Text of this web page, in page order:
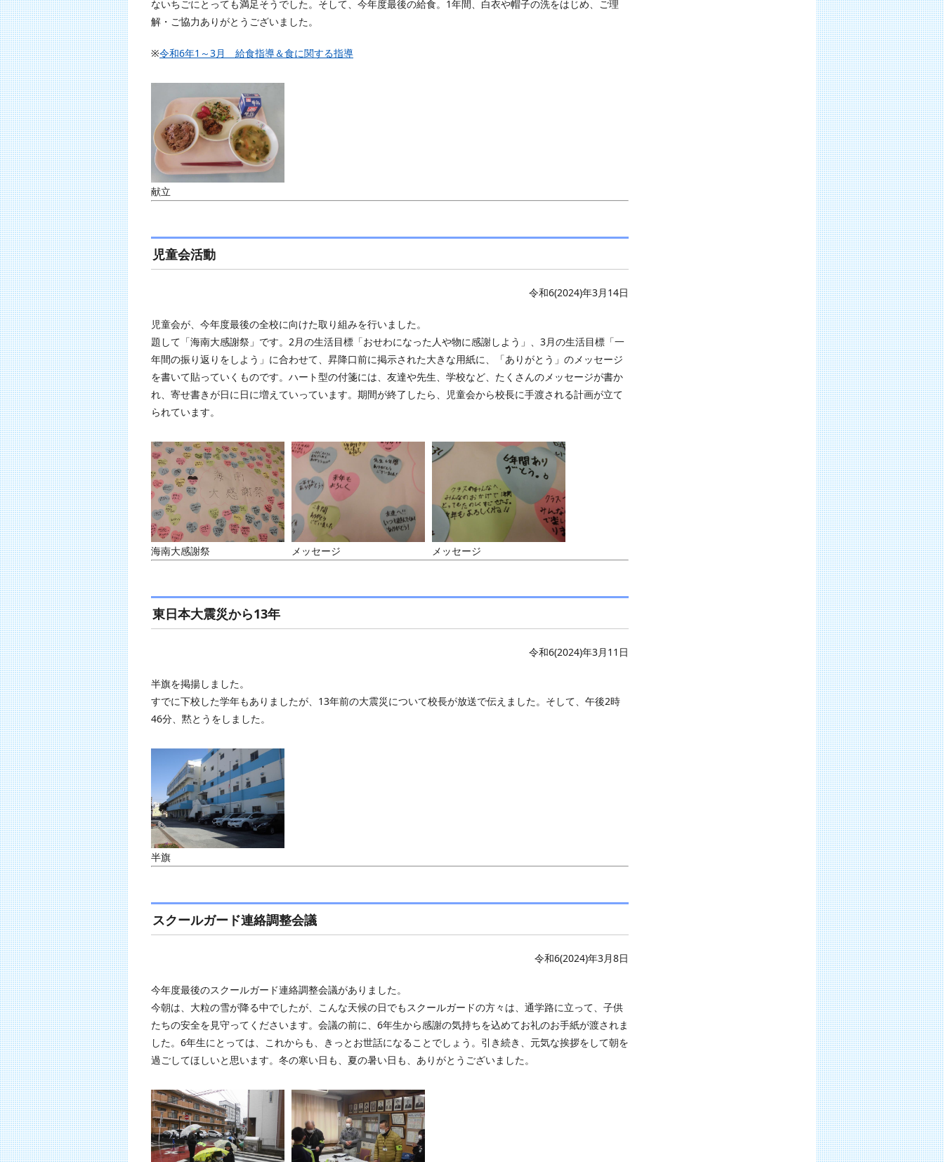
ないちごにとっても満足そうでした。そして、今年度最後の給食。1年間、白衣や帽子の洗をはじめ、ご理
解・ご協力ありがとうございました。
※令和6年1～3月 給食指導＆食に関する指導
献立
児童会活動
令和6(2024)年3月14日
児童会が、今年度最後の全校に向けた取り組みを行いました。
題して「海南大感謝祭」です。2月の生活目標「おせわになった人や物に感謝しよう」、3月の生活目標「一
年間の振り返りをしよう」に合わせて、昇降口前に掲示された大きな用紙に、「ありがとう」のメッセージ
を書いて貼っていくものです。ハート型の付箋には、友達や先生、学校など、たくさんのメッセージが書か
れ、寄せ書きが日に日に増えていっています。期間が終了したら、児童会から校長に手渡される計画が立て
られています。
海南大感謝祭 メッセージ メッセージ
東日本大震災から13年
令和6(2024)年3月11日
半旗を掲揚しました。
すでに下校した学年もありましたが、13年前の大震災について校長が放送で伝えました。そして、午後2時
46分、黙とうをしました。
半旗
スクールガード連絡調整会議
令和6(2024)年3月8日
今年度最後のスクールガード連絡調整会議がありました。
今朝は、大粒の雪が降る中でしたが、こんな天候の日でもスクールガードの方々は、通学路に立って、子供
たちの安全を見守ってくださいます。会議の前に、6年生から感謝の気持ちを込めてお礼のお手紙が渡されま
した。6年生にとっては、これからも、きっとお世話になることでしょう。引き続き、元気な挨拶をして朝を
過ごしてほしいと思います。冬の寒い日も、夏の暑い日も、ありがとうございました。